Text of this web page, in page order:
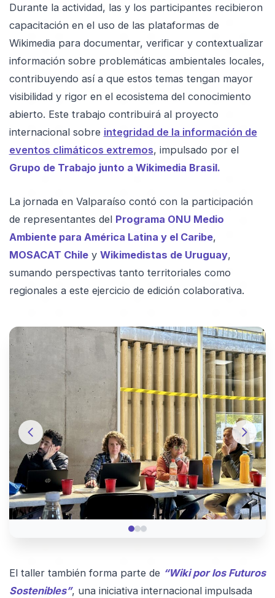
Durante la actividad, las y los participantes recibieron
capacitación en el uso de las plataformas de
Wikimedia para documentar, verificar y contextualizar
información sobre problemáticas ambientales locales,
contribuyendo así a que estos temas tengan mayor
visibilidad y rigor en el ecosistema del conocimiento
abierto. Este trabajo contribuirá al proyecto
internacional sobre integridad de la información de
eventos climáticos extremos, impulsado por el
Grupo de Trabajo junto a Wikimedia Brasil.
La jornada en Valparaíso contó con la participación
de representantes del Programa ONU Medio
Ambiente para América Latina y el Caribe,
MOSACAT Chiley Wikimedistas de Uruguay,
sumando perspectivas tanto territoriales como
regionales a este ejercicio de edición colaborativa.
El taller también forma parte de “Wiki por los Futuros
Sostenibles”, una iniciativa internacional impulsada